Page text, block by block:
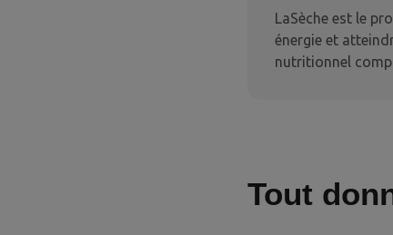
LaSèche est le
énergie et
nutritionnel
Tout